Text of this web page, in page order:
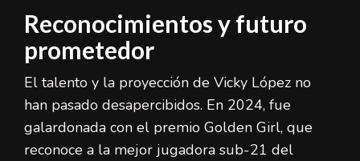
Reconocimientos y futuro
prometedor
El talento y la proyección de Vicky López no
han pasado desapercibidos. En 2024, fue
galardonada con el premio Golden Girl, que
reconoce a la mejor jugadora sub-21 del